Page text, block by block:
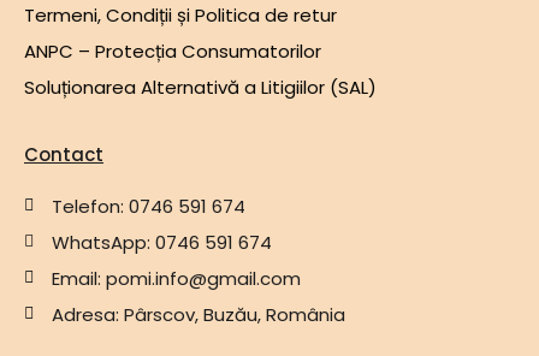
Termeni, Condiții și Politica de retur
ANPC – Protecția Consumatorilor
Soluționarea Alternativă a Litigiilor (SAL)
Contact
Telefon: 0746 591 674
WhatsApp: 0746 591 674
Email: pomi.info@gmail.com
Adresa: Pârscov, Buzău, România